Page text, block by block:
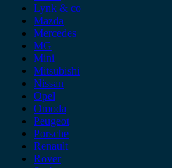
Lynk & co
Mazda
Mercedes
MG
Mini
Mitsubishi
Nissan
Opel
Omoda
Peugeot
Porsche
Renault
Rover